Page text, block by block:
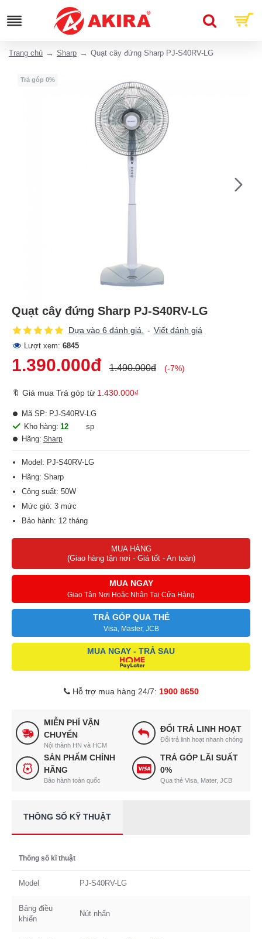
Trang chủ Sharp Quạt cây đứng Sharp PJ-S40RV-LG
Trả góp 0%
Quạt cây đứng Sharp PJ-S40RV-LG
Dựa vào 6 đánh giá. - Viết đánh giá
Lượt xem: 6845
1.390.000đ 1.490.000đ (-7%)
🔖 Giá mua Trả góp từ 1.430.000₫
Kho hàng: 12
sp
Hãng: Sharp
Mã SP: PJ-S40RV-LG
Model: PJ-S40RV-LG
Hãng: Sharp
Công suất: 50W
Mức gió: 3 mức
Bảo hành: 12 tháng
MUA HÀNG
(Giao hàng tận nơi - Giá tốt - An toàn)
MUA NGAY
Giao Tận Nơi Hoặc Nhận Tại Cửa Hàng
TRẢ GÓP QUA THẺ
Visa, Master, JCB
MUA NGAY - TRẢ SAU
Hỗ trợ mua hàng 24/7: 1900 8650
MIỄN PHÍ VẬN
CHUYỂN
Nội thành HN và HCM
ĐỔI TRẢ LINH HOẠT
Đổi trả linh hoạt nhanh chóng
SẢN PHẨM CHÍNH
HÃNG
Bảo hành toàn quốc
TRẢ GÓP LÃI SUẤT
0%
Qua thẻ Visa, Mater, JCB
THÔNG SỐ KỸ THUẬT
Thống số kĩ thuật
Model PJ-S40RV-LG
Bảng điều
khiển
Nút nhấn